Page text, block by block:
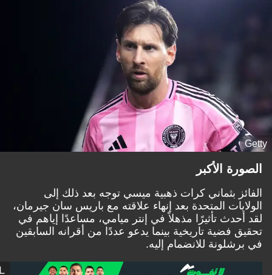
Getty
الصورة الأكبر
الفائز بثماني كرات ذهبية ميسي توجه بعد ذلك إلى
الولايات المتحدة بعد إنهاء علاقته مع باريس سان جيرمان،
لقد أحدث تأثيرًا مذهلاً في إنتر ميامي، مساعدًا إياهم في
تحقيق فضية تاريخية بينما يدعو عددًا من أقرانه السابقين
في برشلونة للانضمام إليه.